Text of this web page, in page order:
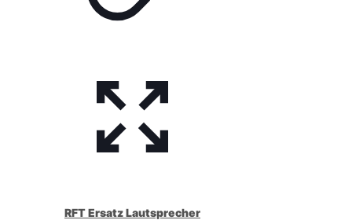
RFT Ersatz Lautsprecher